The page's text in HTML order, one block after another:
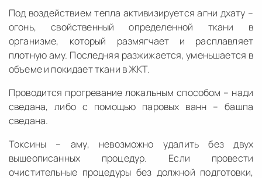
Под воздействием тепла активизируется агни дхату –
огонь, свойственный определенной ткани в
организме, который размягчает и расплавляет
плотную аму. Последняя разжижается, уменьшается в
объеме и покидает ткани в ЖКТ.
Проводится прогревание локальным способом – нади
сведана, либо с помощью паровых ванн – башпа
сведана.
Токсины – аму, невозможно удалить без двух
вышеописанных процедур. Если провести
очистительные процедуры без должной подготовки,